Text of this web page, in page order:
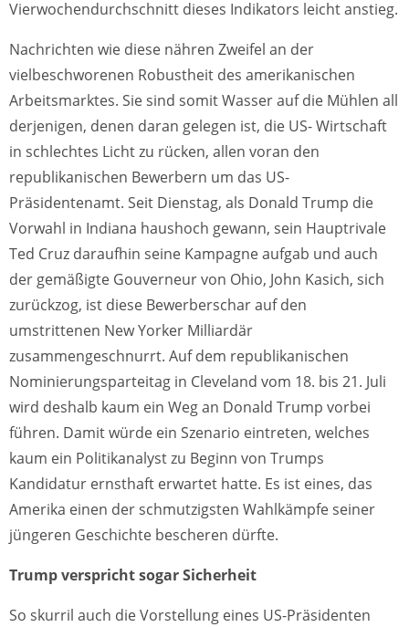
Vierwochendurchschnitt dieses Indikators leicht anstieg.
Nachrichten wie diese nähren Zweifel an der
vielbeschworenen Robustheit des amerikanischen
Arbeitsmarktes. Sie sind somit Wasser auf die Mühlen all
derjenigen, denen daran gelegen ist, die US- Wirtschaft
in schlechtes Licht zu rücken, allen voran den
republikanischen Bewerbern um das US-
Präsidentenamt. Seit Dienstag, als Donald Trump die
Vorwahl in Indiana haushoch gewann, sein Hauptrivale
Ted Cruz daraufhin seine Kampagne aufgab und auch
der gemäßigte Gouverneur von Ohio, John Kasich, sich
zurückzog, ist diese Bewerberschar auf den
umstrittenen New Yorker Milliardär
zusammengeschnurrt. Auf dem republikanischen
Nominierungsparteitag in Cleveland vom 18. bis 21. Juli
wird deshalb kaum ein Weg an Donald Trump vorbei
führen. Damit würde ein Szenario eintreten, welches
kaum ein Politikanalyst zu Beginn von Trumps
Kandidatur ernsthaft erwartet hatte. Es ist eines, das
Amerika einen der schmutzigsten Wahlkämpfe seiner
jüngeren Geschichte bescheren dürfte.
Trump verspricht sogar Sicherheit
So skurril auch die Vorstellung eines US-Präsidenten